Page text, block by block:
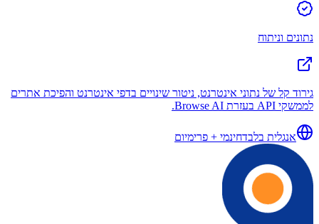
נתונים וניתוח
גירוד קל של נתוני אינטרנט, ניטור שינויים בדפי אינטרנט והפיכת אתרים
לממשקי API בעזרת Browse AI.
אנגלית בלבדחינמי + פרימיום